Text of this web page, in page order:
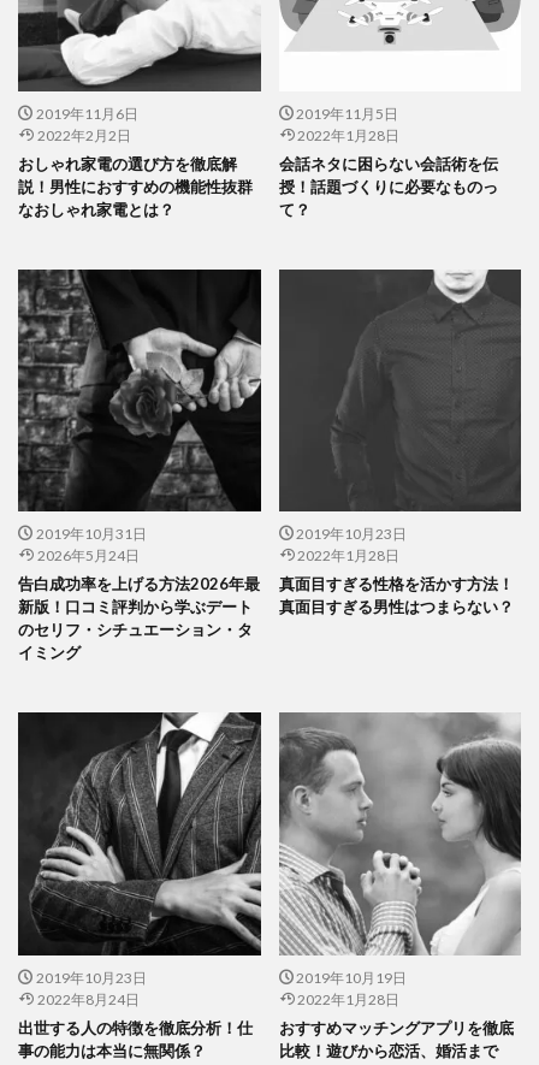
2019年11月6日
2022年2月2日
おしゃれ家電の選び方を徹底解
説！男性におすすめの機能性抜群
なおしゃれ家電とは？
2019年11月5日
2022年1月28日
会話ネタに困らない会話術を伝
授！話題づくりに必要なものっ
て？
2019年10月31日
2026年5月24日
告白成功率を上げる方法2026年最
新版！口コミ評判から学ぶデート
のセリフ・シチュエーション・タ
イミング
2019年10月23日
2022年1月28日
真面目すぎる性格を活かす方法！
真面目すぎる男性はつまらない？
2019年10月23日
2022年8月24日
出世する人の特徴を徹底分析！仕
事の能力は本当に無関係？
2019年10月19日
2022年1月28日
おすすめマッチングアプリを徹底
比較！遊びから恋活、婚活まで